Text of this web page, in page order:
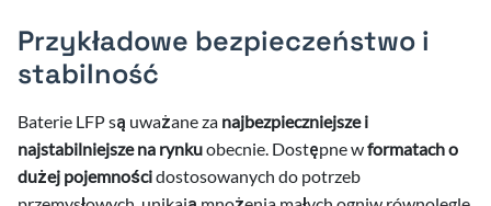
Przykładowe bezpieczeństwo i
stabilność
Baterie LFP są uważane za najbezpieczniejsze i
najstabilniejsze na rynkuobecnie. Dostępne wformatach o
dużej pojemnościdostosowanych do potrzeb